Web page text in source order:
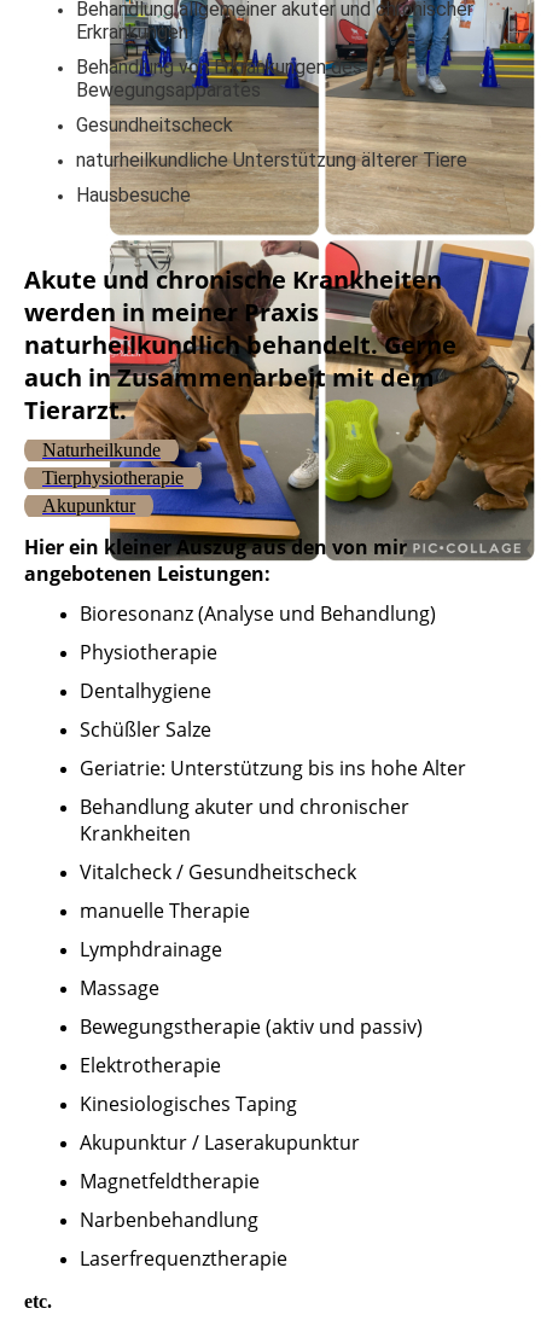
Behandlung allgemeiner akuter und chronischer
Erkrankungen
Behandlung von Erkrankungen des
Bewegungsapparates
Gesundheitscheck
naturheilkundliche Unterstützung älterer Tiere
Hausbesuche
Akute und chronische Krankheiten
werden in meiner Praxis
naturheilkundlich behandelt. Gerne
auch in Zusammenarbeit mit dem
Tierarzt.
Naturheilkunde
Tierphysiotherapie
Akupunktur
Hier ein kleiner Auszug aus den von mir
angebotenen Leistungen:
Bioresonanz (Analyse und Behandlung)
Physiotherapie
Dentalhygiene
Schüßler Salze
Geriatrie: Unterstützung bis ins hohe Alter
Behandlung akuter und chronischer
Krankheiten
Vitalcheck / Gesundheitscheck
manuelle Therapie
Lymphdrainage
Massage
Bewegungstherapie (aktiv und passiv)
Elektrotherapie
Kinesiologisches Taping
Akupunktur / Laserakupunktur
Magnetfeldtherapie
Narbenbehandlung
Laserfrequenztherapie
etc.